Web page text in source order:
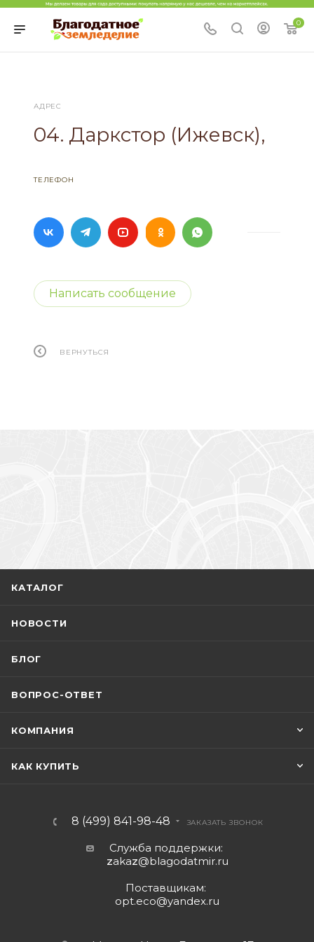
0
АДРЕС
04. Даркстор (Ижевск),
ТЕЛЕФОН
Написать сообщение
ВЕРНУТЬСЯ
КАТАЛОГ
НОВОСТИ
БЛОГ
ВОПРОС-ОТВЕТ
КОМПАНИЯ
КАК КУПИТЬ
8 (499) 841-98-48 ЗАКАЗАТЬ ЗВОНОК
Служба поддержки:
zakaz@blagodatmir.ru
Поставщикам:
opt.eco@yandex.ru